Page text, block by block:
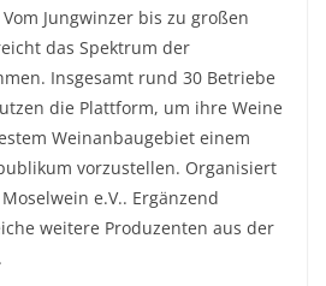
Jungwinzer bis zu großen
das Spektrum der
Insgesamt rund 30 Betriebe
die Plattform, um ihre Weine
Weinanbaugebiet einem
vorzustellen. Organisiert
e.V.. Ergänzend
weitere Produzenten aus der